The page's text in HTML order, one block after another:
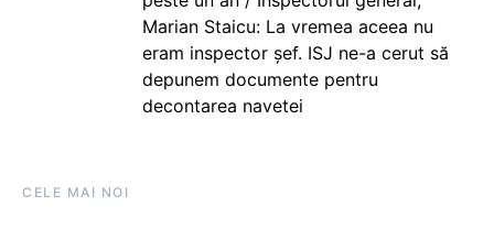
Marian Staicu: La vremea aceea nu
eram inspector șef. ISJ ne-a cerut să
depunem documente pentru
decontarea navetei
CELE MAI NOI